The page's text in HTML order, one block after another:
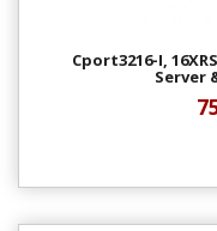
Cport3216-I,
Server